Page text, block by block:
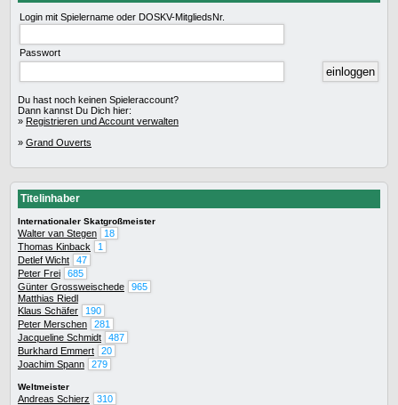
Login mit Spielername oder DOSKV-MitgliedsNr.
Passwort
Du hast noch keinen Spieleraccount?
Dann kannst Du Dich hier:
» Registrieren und Account verwalten
» Grand Ouverts
Titelinhaber
Internationaler Skatgroßmeister
Walter van Stegen
18
Thomas Kinback
1
Detlef Wicht
47
Peter Frei
685
Günter Grossweischede
965
Matthias Riedl
Klaus Schäfer
190
Peter Merschen
281
Jacqueline Schmidt
487
Burkhard Emmert
20
Joachim Spann
279
Weltmeister
Andreas Schierz 310